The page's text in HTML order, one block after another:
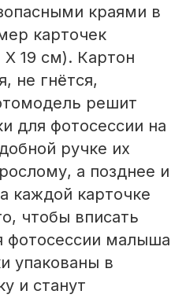
краями в
карточек
19 см). Картон
не гнётся,
решит
для фотосессии на
ручке их
а позднее и
каждой карточке
чтобы вписать
фотосессии малыша
упакованы в
и станут